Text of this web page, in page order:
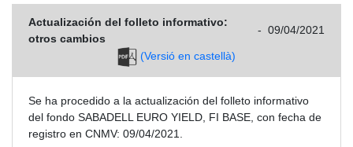
Actualización del folleto informativo:
otros cambios
- 09/04/2021
(Versió en castellà)
Se ha procedido a la actualización del folleto informativo
del fondo SABADELL EURO YIELD, FI BASE, con fecha de
registro en CNMV: 09/04/2021.